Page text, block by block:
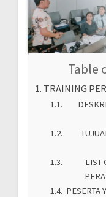
Table
TRAINING
LIST
PESERTA